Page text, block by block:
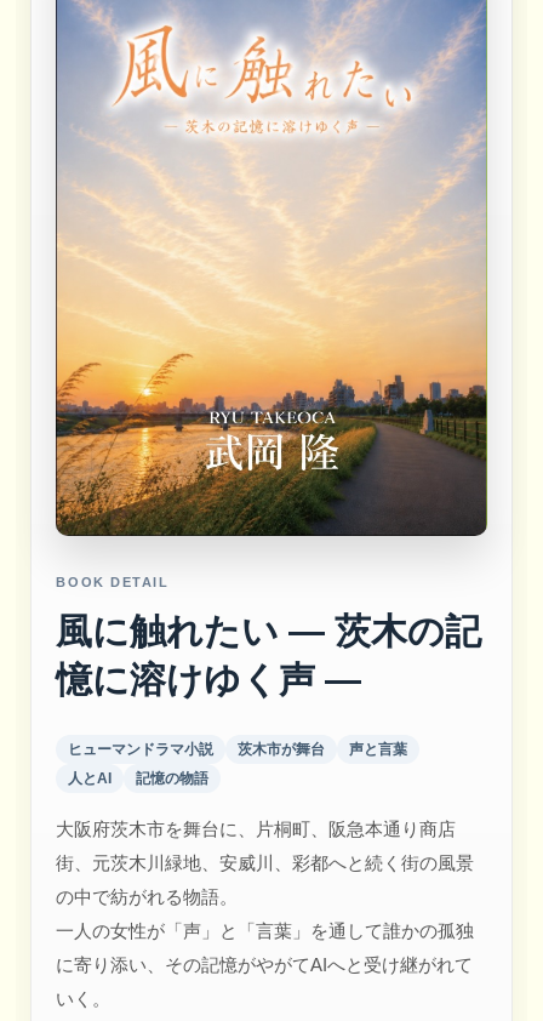
BOOK DETAIL
風に触れたい ― 茨木の記
憶に溶けゆく声 ―
ヒューマンドラマ小説 茨木市が舞台
声と言葉
人とAI
記憶の物語
大阪府茨木市を舞台に、片桐町、阪急本通り商店
街、元茨木川緑地、安威川、彩都へと続く街の風景
の中で紡がれる物語。
一人の女性が「声」と「言葉」を通して誰かの孤独
に寄り添い、その記憶がやがてAIへと受け継がれて
いく。